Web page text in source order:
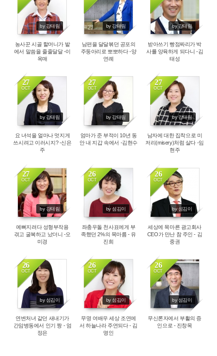
by 강태림
3240
농사꾼 시골 할머니가 밭
에서 말씀을 줄줄달달 -이
옥매
by 강태림
4036
남편을 달달볶던 공포의
주둥아리로 뽀뽀하다 -양
연례
by 강태림
2509
받아쓰기 빵점짜리가 박
사를 양육하게 되다니 -김
태성
27
OCT
by 강태림
2383
요 녀석을 얼마나 멋지게
쓰시려고 이러시지? -신은
주
27
OCT
by 강태림
5060
엄마가 준 부적이 10년 동
안 내 지갑 속에서 -김현수
27
OCT
by 강태림
5353
남자에 대한 집착으로 미
저리(misery)처럼 살다 -임
현주
27
OCT
by 강태림
4315
예뻐지려다 성형부작용
겪고 굴복하고 났더니 -오
미경
26
OCT
by 섬김이
3581
좌충우돌 천사표에게 부
족했던 2%의 목마름 - 유
진희
26
OCT
by 섬김이
3979
세상에 목마른 광고회사
CEO가 만난 참 주인 - 김
중권
26
OCT
by 섬김이
3819
연변처녀 같던 새내기가
간암병동에서 인기 짱 - 엄
정은
26
OCT
by 섬김이
5157
무명 여배우 세상 조연에
서 하늘나라 주연되다 - 김
명인
26
OCT
by 섬김이
4025
무신론자에서 부활의 증
인으로 - 진창목